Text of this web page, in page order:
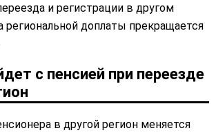
и регистрации в другом
региональной доплаты прекращается
с пенсией при переезде
в другой регион меняется